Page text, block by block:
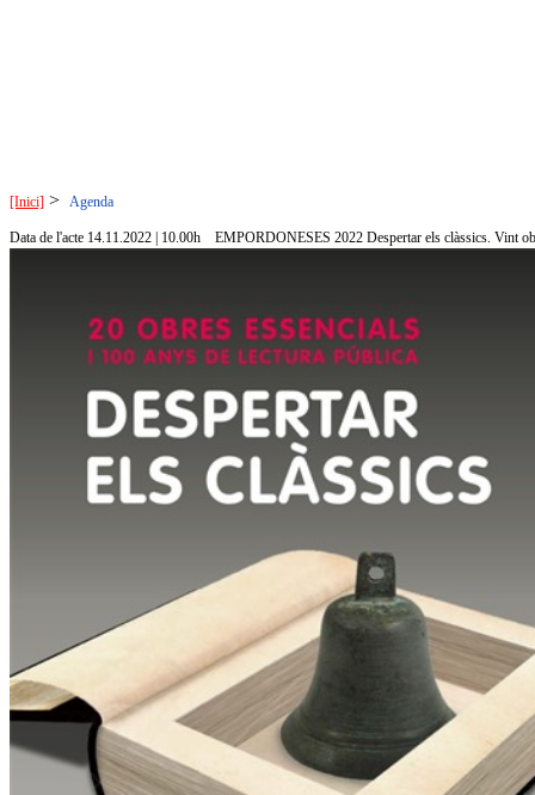
[Inici] > Agenda
Data de l'acte 14.11.2022 | 10.00h EMPORDONESES 2022 Despertar els clàssics. Vint